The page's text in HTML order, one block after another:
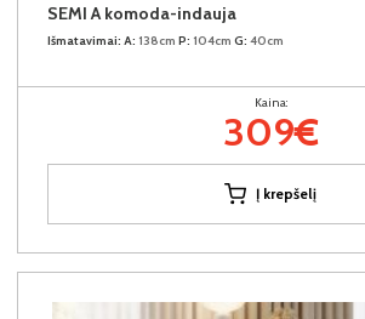
SEMI A komoda-indauja
Išmatavimai: A: 138cm P: 104cm G: 40cm
Kaina:
309€
Į krepšelį